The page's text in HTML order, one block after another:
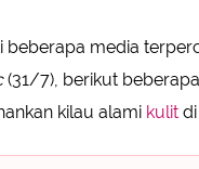
beberapa media
(31/7), berikut
kilau alami kulit